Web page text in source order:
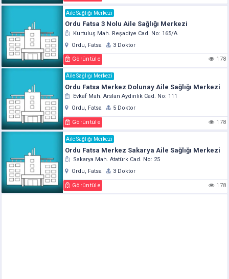
Aile Sağlığı Merkezi
Ordu Fatsa 3 Nolu Aile Sağlığı Merkezi
Kurtuluş Mah. Reşadiye Cad. No: 165/A
Ordu, Fatsa
3 Doktor
Görüntüle 178
Aile Sağlığı Merkezi
Ordu Fatsa Merkez Dolunay Aile Sağlığı Merkezi
Evkaf Mah. Arslan Aydınlık Cad. No: 111
Ordu, Fatsa
5 Doktor
Görüntüle 178
Aile Sağlığı Merkezi
Ordu Fatsa Merkez Sakarya Aile Sağlığı Merkezi
Sakarya Mah. Atatürk Cad. No: 25
Ordu, Fatsa
3 Doktor
Görüntüle 178